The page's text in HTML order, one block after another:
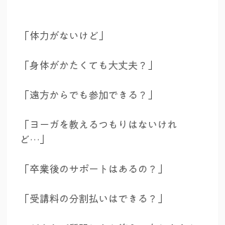
「体力がないけど」
「身体がかたくても大丈夫？」
「遠方からでも参加できる？」
「ヨーガを教えるつもりはないけれ
ど…」
「卒業後のサポートはあるの？」
「受講料の分割払いはできる？」